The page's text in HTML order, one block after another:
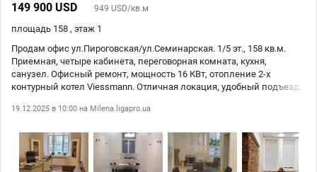
149 900 USD
949 USD/кв.м
площадь 158 , этаж 1
Продам офис ул.Пироговская/ул.Семинарская. 1/5 эт., 158 кв.м.
Приемная, четыре кабинета, переговорная комната, кухня,
санузел. Офисный ремонт, мощность 16 КВт, отопление 2-х
контурный котел Viessmann. Отличная локация, удобный подъезд,
хороший дом, ухоженная территория. Цена 149.9 тыс. у.е.
19.12.2025 в 10:00 на Milena.ligapro.ua